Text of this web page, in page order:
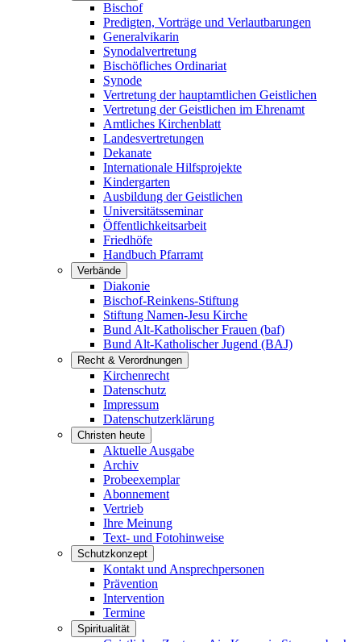
Bischof
Predigten, Vorträge und Verlautbarungen
Generalvikarin
Synodalvertretung
Bischöfliches Ordinariat
Synode
Vertretung der hauptamtlichen Geistlichen
Vertretung der Geistlichen im Ehrenamt
Amtliches Kirchenblatt
Landesvertretungen
Dekanate
Internationale Hilfsprojekte
Kindergarten
Ausbildung der Geistlichen
Universitätsseminar
Öffentlichkeitsarbeit
Friedhöfe
Handbuch Pfarramt
Verbände
Diakonie
Bischof-Reinkens-Stiftung
Stiftung Namen-Jesu Kirche
Bund Alt-Katholischer Frauen (baf)
Bund Alt-Katholischer Jugend (BAJ)
Recht & Verordnungen
Kirchenrecht
Datenschutz
Impressum
Datenschutzerklärung
Christen heute
Aktuelle Ausgabe
Archiv
Probeexemplar
Abonnement
Vertrieb
Ihre Meinung
Text- und Fotohinweise
Schutzkonzept
Kontakt und Ansprechpersonen
Prävention
Intervention
Termine
Spiritualität